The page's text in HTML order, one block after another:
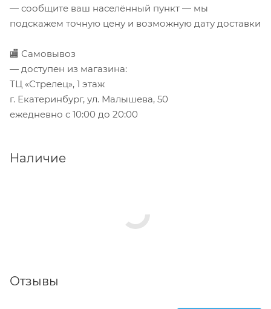
— сообщите ваш населённый пункт — мы
подскажем точную цену и возможную дату доставки
🏬 Самовывоз
— доступен из магазина:
ТЦ «Стрелец», 1 этаж
г. Екатеринбург, ул. Малышева, 50
ежедневно с 10:00 до 20:00
Наличие
Отзывы